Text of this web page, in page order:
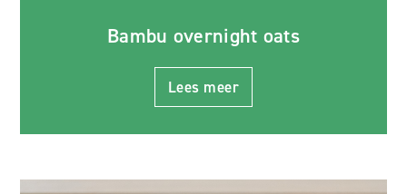
Bambu overnight oats
Lees meer